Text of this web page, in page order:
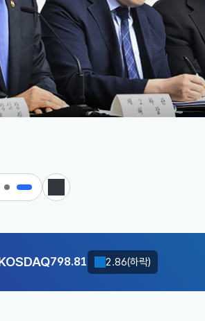
정지
러-원1417.1000
798.81 2.86(하락)
러-원1417.1000 6.7000(하락)
798.81